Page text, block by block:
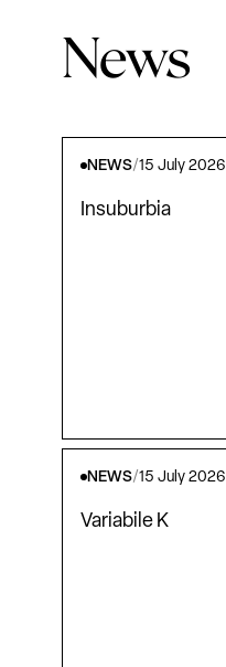
News
NEWS/15 July 2026
Insuburbia
NEWS/15 July 2026
Variabile K